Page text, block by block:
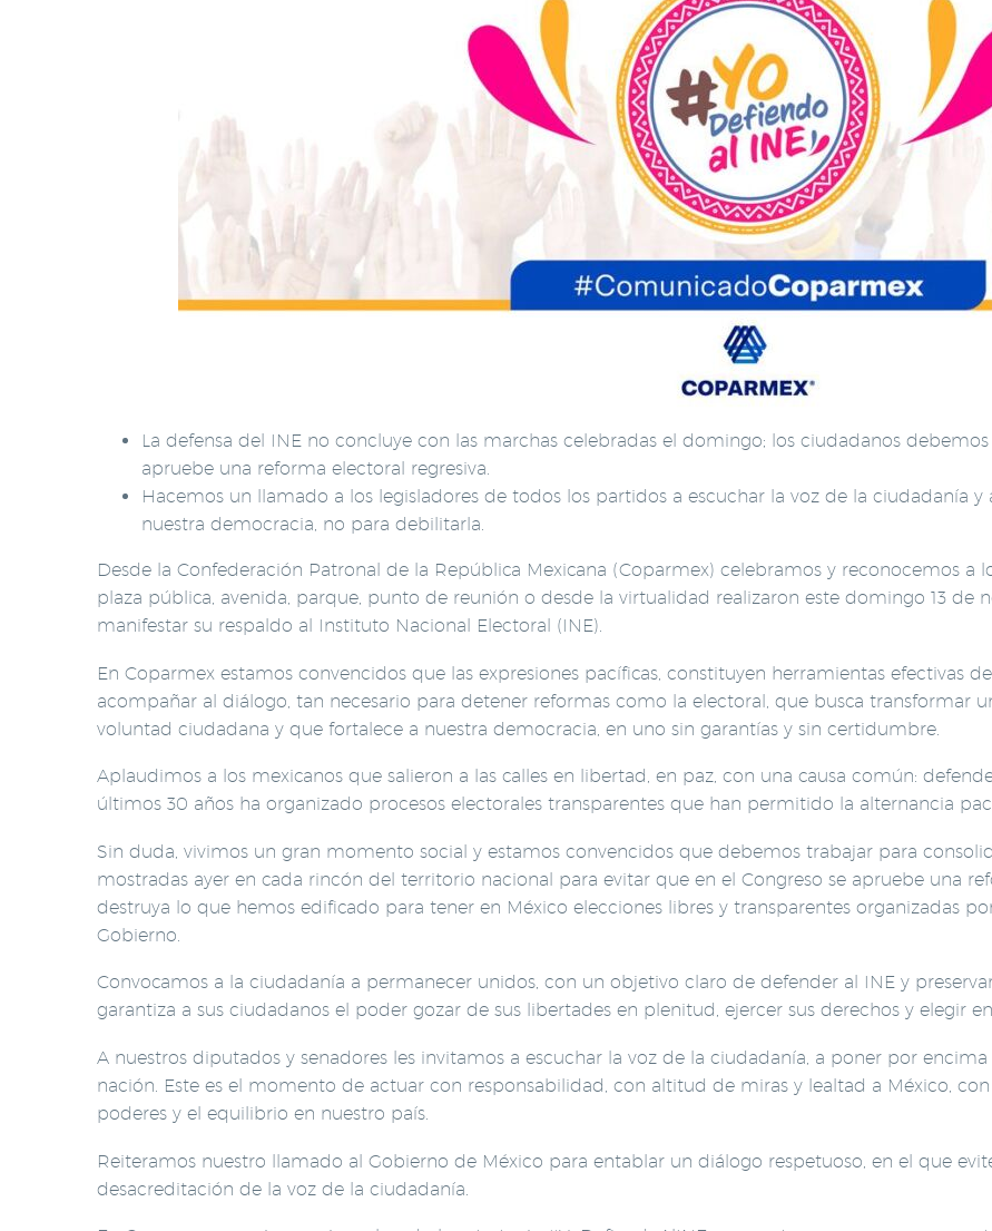
La defensa del INE no concluye con las marchas celebradas el domingo; los ciudadanos
apruebe una reforma electoral regresiva.
Hacemos un llamado a los legisladores de todos los partidos a escuchar la voz de la ciudadanía
nuestra democracia, no para debilitarla.
Desde la Confederación Patronal de la República Mexicana (Coparmex) celebramos y reconocemos a
plaza pública, avenida, parque, punto de reunión o desde la virtualidad realizaron este domingo 13 de
manifestar su respaldo al Instituto Nacional Electoral (INE).
En Coparmex estamos convencidos que las expresiones pacíficas, constituyen herramientas efectivas
acompañar al diálogo, tan necesario para detener reformas como la electoral, que busca transformar
voluntad ciudadana y que fortalece a nuestra democracia, en uno sin garantías y sin certidumbre.
Aplaudimos a los mexicanos que salieron a las calles en libertad, en paz, con una causa común:
últimos 30 años ha organizado procesos electorales transparentes que han permitido la alternancia
Sin duda, vivimos un gran momento social y estamos convencidos que debemos trabajar para
mostradas ayer en cada rincón del territorio nacional para evitar que en el Congreso se apruebe una
destruya lo que hemos edificado para tener en México elecciones libres y transparentes organizadas
Gobierno.
Convocamos a la ciudadanía a permanecer unidos, con un objetivo claro de defender al INE y
garantiza a sus ciudadanos el poder gozar de sus libertades en plenitud, ejercer sus derechos y elegir
A nuestros diputados y senadores les invitamos a escuchar la voz de la ciudadanía, a poner por
nación. Este es el momento de actuar con responsabilidad, con altitud de miras y lealtad a México,
poderes y el equilibrio en nuestro país.
Reiteramos nuestro llamado al Gobierno de México para entablar un diálogo respetuoso, en el que
desacreditación de la voz de la ciudadanía.